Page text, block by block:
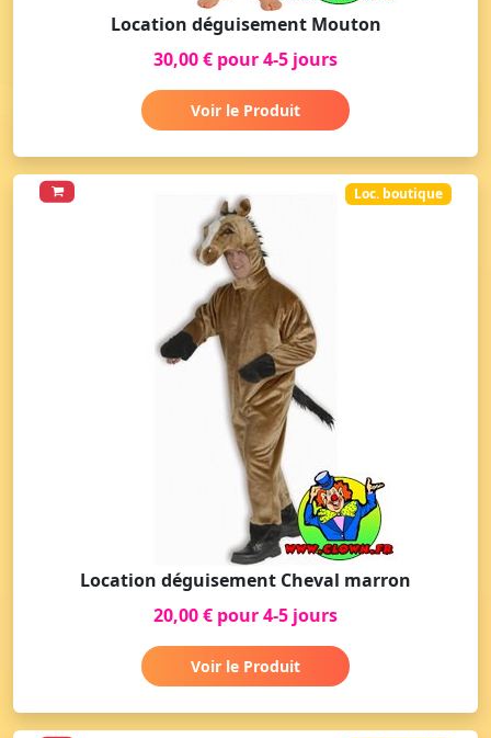
Location déguisement Mouton
30,00 € pour 4-5 jours
Voir le Produit
Loc. boutique
Location déguisement Cheval marron
20,00 € pour 4-5 jours
Voir le Produit